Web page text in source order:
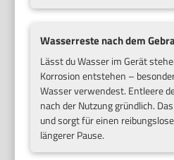
Wasserreste nach dem
Lässt du Wasser im Gerät
Korrosion entstehen –
Wasser verwendest. Entleere
nach der Nutzung gründlich.
und sorgt für einen
längerer Pause.